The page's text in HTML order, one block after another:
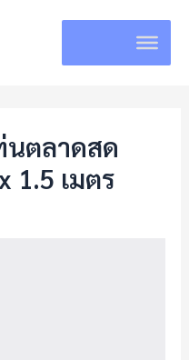
นตลาดสด
1.5 เมตร